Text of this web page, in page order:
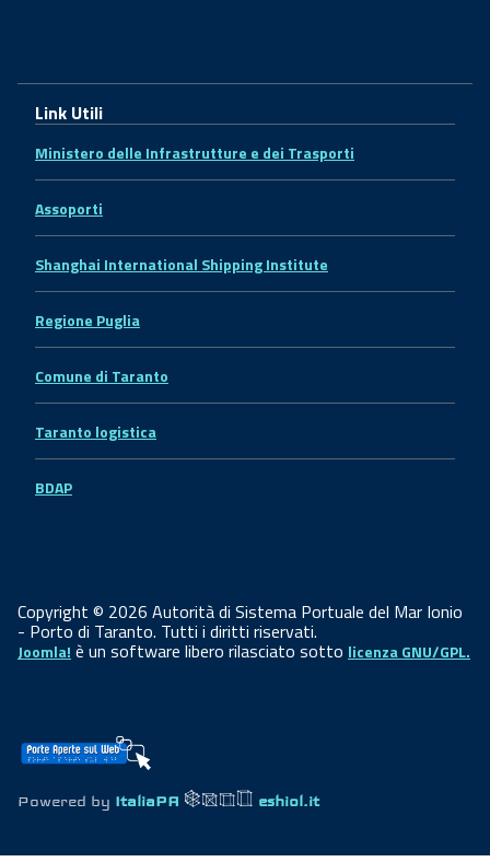
Link Utili
Ministero delle Infrastrutture e dei Trasporti
Assoporti
Shanghai International Shipping Institute
Regione Puglia
Comune di Taranto
Taranto logistica
BDAP
Copyright © 2026 Autorità di Sistema Portuale del Mar Ionio
- Porto di Taranto. Tutti i diritti riservati.
Joomla! è un software libero rilasciato sotto licenza GNU/GPL.
Powered by ItaliaPA eshiol.it